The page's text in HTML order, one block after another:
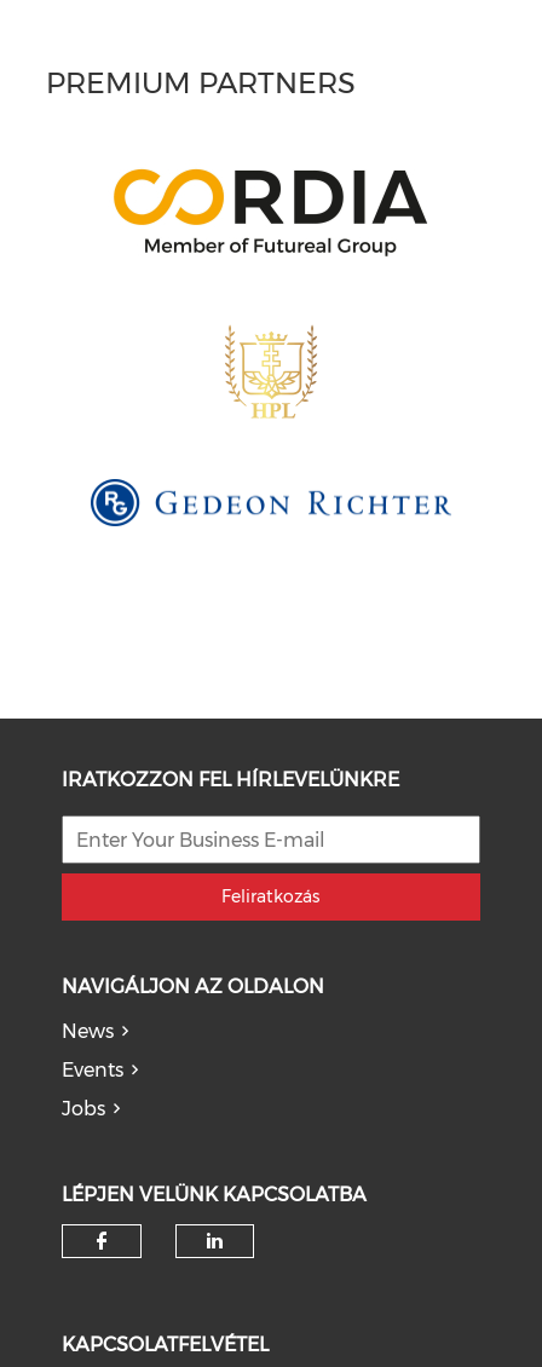
PREMIUM PARTNERS
IRATKOZZON FEL HÍRLEVELÜNKRE
Feliratkozás
NAVIGÁLJON AZ OLDALON
News
Events
Jobs
LÉPJEN VELÜNK KAPCSOLATBA
KAPCSOLATFELVÉTEL